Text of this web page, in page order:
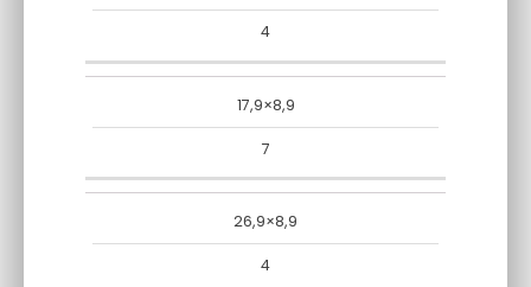
–
SZT./WARSTWIE
4
17,9×8,9
7
26,9×8,9
4